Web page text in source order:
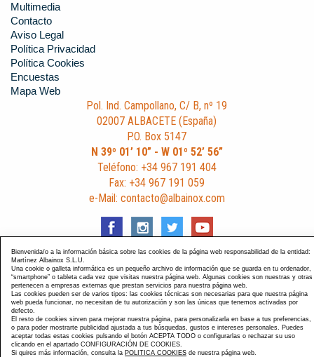
Multimedia
Contacto
Aviso Legal
Política Privacidad
Política Cookies
Encuestas
Mapa Web
Pol. Ind. Campollano, C/ B, nº 19
02007 ALBACETE (España)
P.O. Box 5147
N 39º 01’ 10” - W 01º 52’ 56”
Teléfono: +34 967 191 404
Fax: +34 967 191 059
e-Mail: contacto@albainox.com
Diseño y Desarrollo web Im3diA comunicación. Esta página
está optimizada para navegadores Chrome, Internet Explorer
9 y Firefox 4.0.
Bienvenida/o a la información básica sobre las cookies de la página web responsabilidad de la entidad:
Martínez Albainox S.L.U.
Una cookie o galleta informática es un pequeño archivo de información que se guarda en tu ordenador,
“smartphone” o tableta cada vez que visitas nuestra página web. Algunas cookies son nuestras y otras
pertenecen a empresas externas que prestan servicios para nuestra página web.
Las cookies pueden ser de varios tipos: las cookies técnicas son necesarias para que nuestra página
web pueda funcionar, no necesitan de tu autorización y son las únicas que tenemos activadas por
defecto.
El resto de cookies sirven para mejorar nuestra página, para personalizarla en base a tus preferencias,
o para poder mostrarte publicidad ajustada a tus búsquedas, gustos e intereses personales. Puedes
aceptar todas estas cookies pulsando el botón ACEPTA TODO o configurarlas o rechazar su uso
clicando en el apartado CONFIGURACIÓN DE COOKIES.
Si quires más información, consulta la POLITICA COOKIES de nuestra página web.